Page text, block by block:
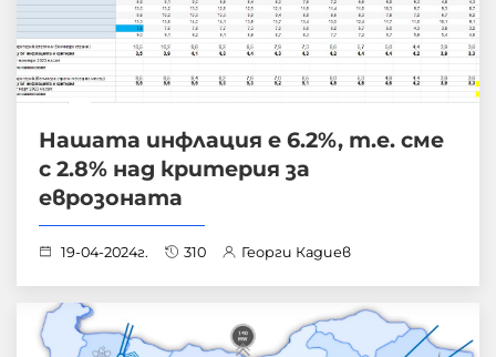
Нашата инфлация е 6.2%, т.е. сме
с 2.8% над критерия за
еврозоната
19-04-2024г. 310 Георги Кадиев